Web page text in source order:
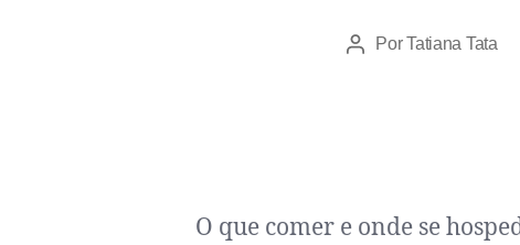
PorTatiana Tata
O que comer e onde se